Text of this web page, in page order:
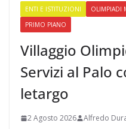
ENTI E ISTITUZIONI
OLIMPIADI
PRIMO PIANO
Villaggio
Servizi al Palo
letargo
2 Agosto 2026 Alfredo